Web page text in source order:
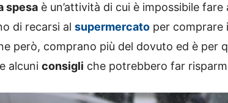
spesa è un’attività di cui è impossibile
di recarsi al supermercato per comprare
però, comprano più del dovuto ed è per
alcuni consigli che potrebbero far